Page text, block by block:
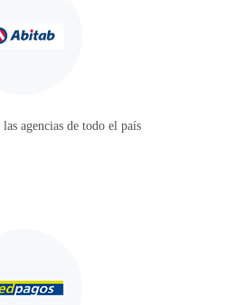
agencias de todo el país